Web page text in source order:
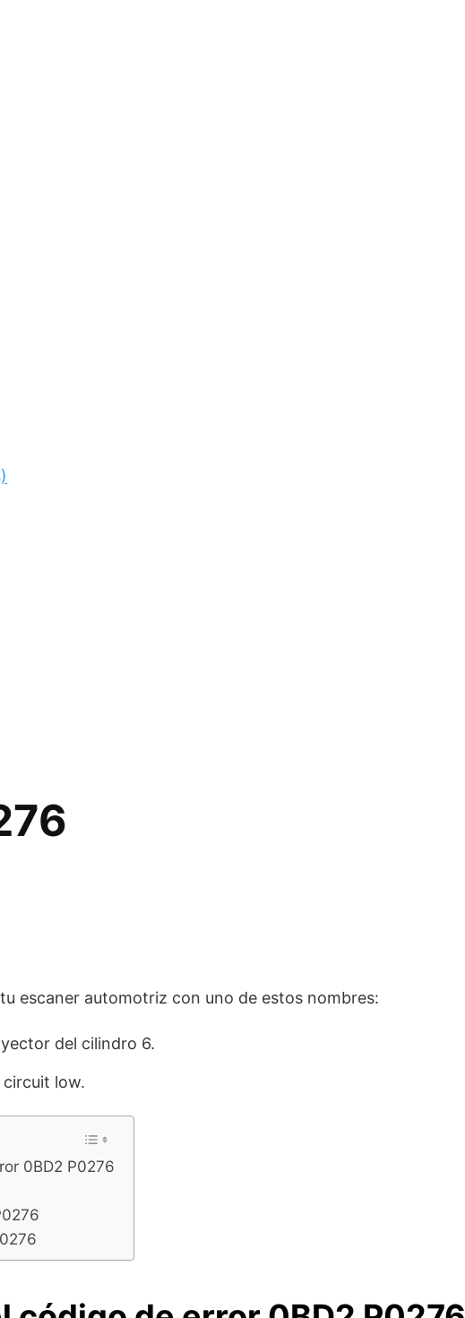
escaner automotriz con uno de estos nombres:
del cilindro 6.
low.
0BD2 P0276